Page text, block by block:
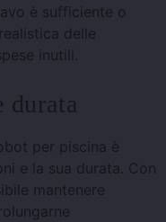
è sufficiente o
delle
inutili.
durata
per piscina è
e la sua durata. Con
mantenere